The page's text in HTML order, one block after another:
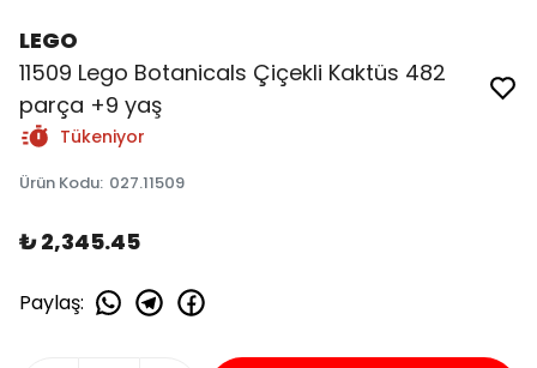
LEGO
11509 Lego Botanicals Çiçekli Kaktüs 482
parça +9 yaş
Tükeniyor
Ürün Kodu: 027.11509
₺ 2,345.45
Paylaş: